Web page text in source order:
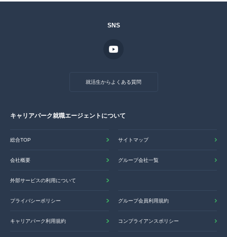
SNS
就活生からよくある質問
キャリアパーク就職エージェントについて
総合TOP サイトマップ
会社概要 グループ会社一覧
外部サービスの利用について
プライバシーポリシー グループ会員利用規約
キャリアパーク利用規約 コンプライアンスポリシー